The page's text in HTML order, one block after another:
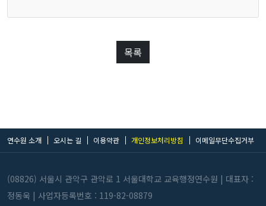
목록
연수원 소개 오시는 길 이용약관 개인정보처리방침 이메일무단수집거부
(08826) 서울시 관악구 관악로 1 서울대학교 교육행정연수원 | 대표자 :
정동욱 | 사업자등록번호 : 119-82-08879